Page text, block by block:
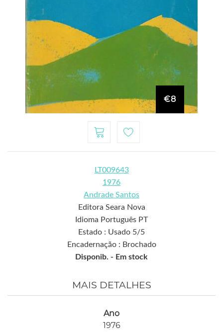
€8
LT009643
1976
Andrade Santos
Editora Seara Nova
Idioma Português PT
Estado : Usado 5/5
Encadernação : Brochado
Disponib. - Em stock
MAIS DETALHES
Ano
1976